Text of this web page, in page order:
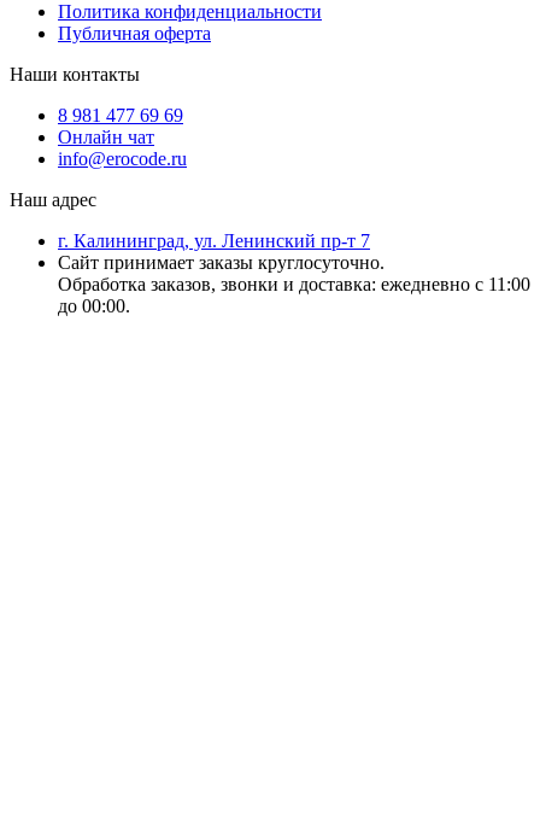
Политика конфиденциальности
Публичная оферта
Наши контакты
8 981 477 69 69
Онлайн чат
info@erocode.ru
Наш адрес
г. Калининград, ул. Ленинский пр-т 7
Сайт принимает заказы круглосуточно.
Обработка заказов, звонки и доставка: ежедневно с 11:00
до 00:00.